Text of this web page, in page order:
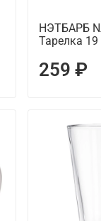
НЭТБАРБ
Тарелка
259 ₽